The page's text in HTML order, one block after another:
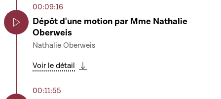
00:09:16
Dépôt d'une motion par Mme Nathalie
Oberweis
Nathalie Oberweis
Voir le détail
00:11:55